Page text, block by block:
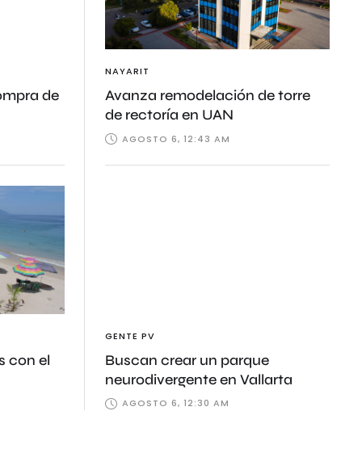
de
NAYARIT
Avanza remodelación de torre
de rectoría en UAN
AGOSTO 6, 12:43 AM
con el
GENTE PV
Buscan crear un parque
neurodivergente en Vallarta
AGOSTO 6, 12:30 AM